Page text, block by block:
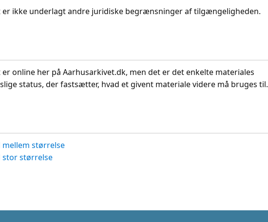
er ikke underlagt andre juridiske begrænsninger af tilgængeligheden.
online her på Aarhusarkivet.dk, men det er det enkelte materiales
status, der fastsætter, hvad et givent materiale videre må bruges til.
mellem størrelse
stor størrelse